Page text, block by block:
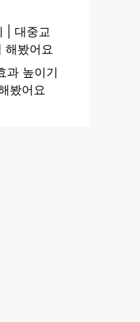
| 대중교
해봤어요
과 높이기
봤어요